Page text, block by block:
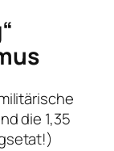
die 1,35